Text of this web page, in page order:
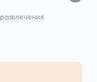
развлечения